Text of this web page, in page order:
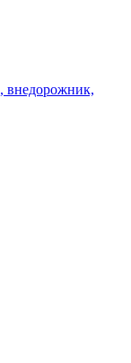
внедорожник,